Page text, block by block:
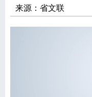
来源：省文联